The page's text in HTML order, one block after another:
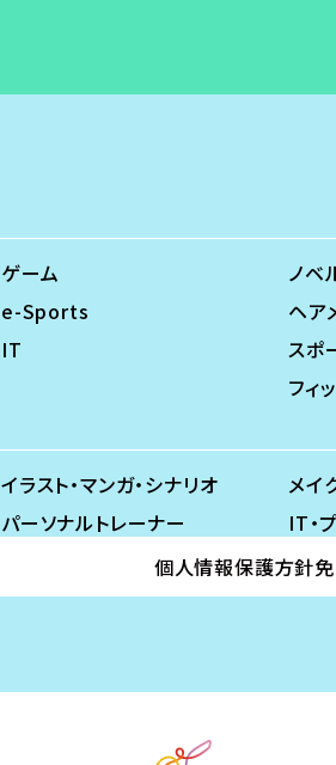
ゲーム
e-Sports
IT
ノベ
ヘア
スポ
フィ
イラスト・マンガ・シナリオ
パーソナルトレーナー
メイ
IT・
個人情報保護方針